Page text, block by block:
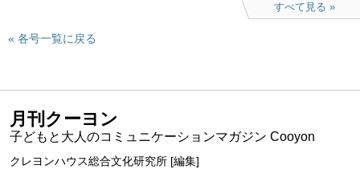
すべて見る
各号一覧に戻る
月刊クーヨン
子どもと大人のコミュニケーションマガジン Cooyon
クレヨンハウス総合文化研究所 [編集]